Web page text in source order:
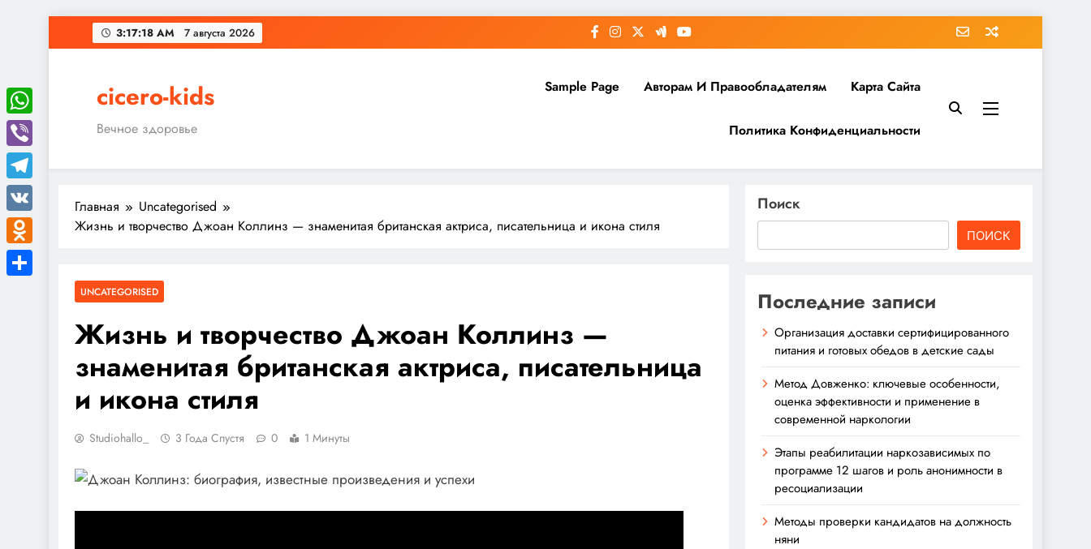
Перейти
к
3:17:19 AM 7 августа 2026
cicero-kids
Вечное здоровье
Sample Page Авторам И Правообладателям Карта Сайта
Политика Конфиденциальности
Главная
Uncategorised
Жизнь и творчество Джоан Коллинз — знаменитая британская актриса, писательница и икона стиля
UNCATEGORISED
Жизнь и творчество Джоан Коллинз —
знаменитая британская актриса, писательница
и икона стиля
Studiohallo_ 3 Года Спустя 0 1 Минуты
Поиск
ПОИСК
Последние записи
Организация доставки сертифицированного
питания и готовых обедов в детские сады
Метод Довженко: ключевые особенности,
оценка эффективности и применение в
современной наркологии
Этапы реабилитации наркозависимых по
программе 12 шагов и роль анонимности в
ресоциализации
Методы проверки кандидатов на должность
няни
WhatsApp
Viber
Telegram
VK
Odnoklassniki